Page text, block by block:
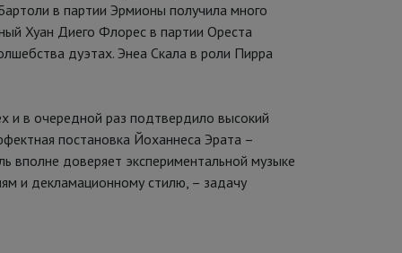
в партии Эрмионы получила много
Хуан Диего Флорес в партии Ореста
дуэтах. Энеа Скала в роли Пирра
и в очередной раз подтвердило высокий
постановка Йоханнеса Эрата –
вполне доверяет экспериментальной музыке
и декламационному стилю, – задачу